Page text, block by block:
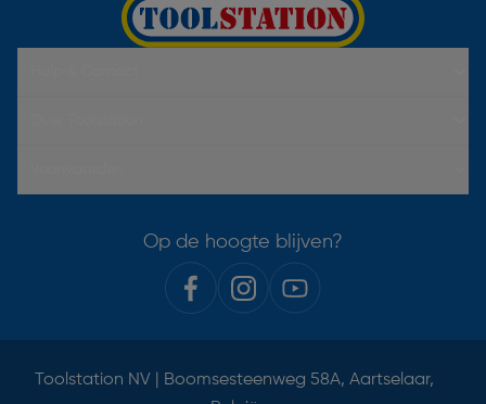
Op de hoogte blijven?
Toolstation NV | Boomsesteenweg 58A, Aartselaar,